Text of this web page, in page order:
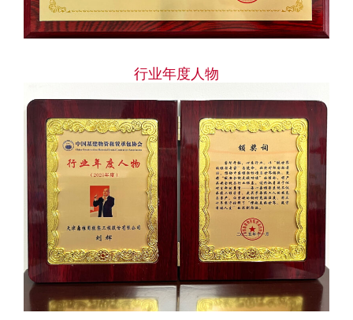
行业年度人物